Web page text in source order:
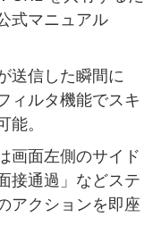
式マニュアル
送信した瞬間に
ィルタ機能でスキ
能。
画面左側のサイド
接通過」などステ
アクションを即座